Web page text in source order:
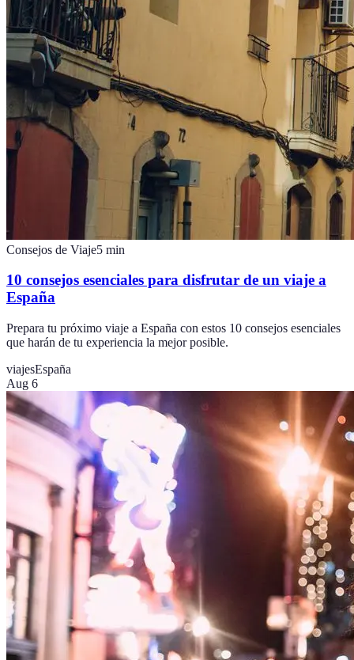
Consejos de Viaje5 min
10 consejos esenciales para disfrutar de un viaje a
España
Prepara tu próximo viaje a España con estos 10 consejos esenciales
que harán de tu experiencia la mejor posible.
viajesEspaña
Aug 6